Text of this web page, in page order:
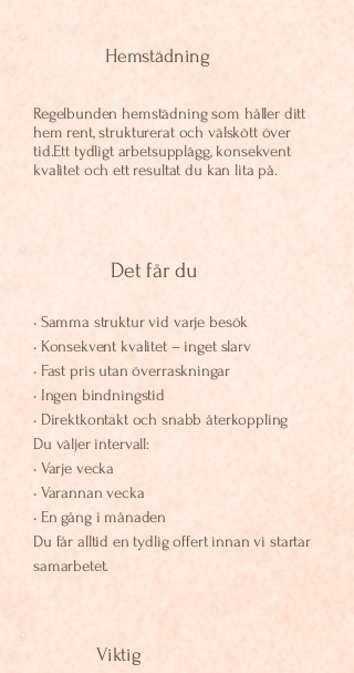
Hemstädning
Regelbunden hemstädning som håller ditt
hem rent, strukturerat och välskött över
tid.Ett tydligt arbetsupplägg, konsekvent
kvalitet och ett resultat du kan lita på.
Det får du
• Samma struktur vid varje besök
• Konsekvent kvalitet – inget slarv
• Fast pris utan överraskningar
• Ingen bindningstid
• Direktkontakt och snabb återkoppling
Du väljer intervall:
• Varje vecka
• Varannan vecka
• En gång i månaden
Du får alltid en tydlig offert innan vi startar
samarbetet.
Viktig